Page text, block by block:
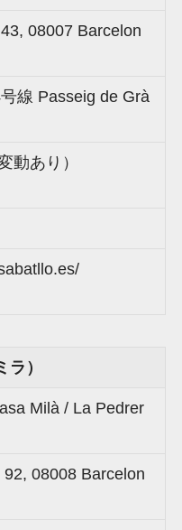
08007 Barcelon
線 Passeig de Grà
動あり）
）
Milà / La Pedrer
08008 Barcelon